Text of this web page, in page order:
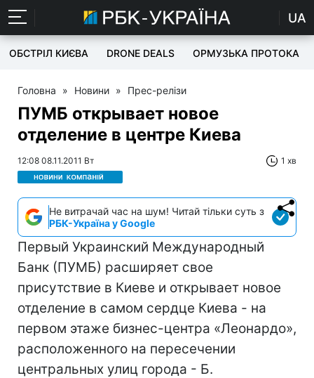
UA
ОБСТРІЛ КИЄВА DRONE DEALS ОРМУЗЬКА ПРОТОКА
Головна » Новини » Прес-релізи
ПУМБ открывает новое
отделение в центре Киева
12:08 08.11.2011 Вт 1 хв
Не витрачай час на шум! Читай тільки суть з
РБК-Україна у Google
Первый Украинский Международный
Банк (ПУМБ) расширяет свое
присутствие в Киеве и открывает новое
отделение в самом сердце Киева - на
первом этаже бизнес-центра «Леонардо»,
расположенного на пересечении
центральных улиц города - Б.